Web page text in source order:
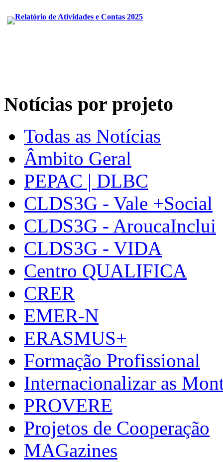
Relatório de Atividades e Contas 2025
Notícias por projeto
Todas as Notícias
Âmbito Geral
PEPAC | DLBC
CLDS3G - Vale +Social
CLDS3G - AroucaInclui
CLDS3G - VIDA
Centro QUALIFICA
CRER
EMER-N
ERASMUS+
Formação Profissional
Internacionalizar as
PROVERE
Projetos de Cooperação
MAGazines